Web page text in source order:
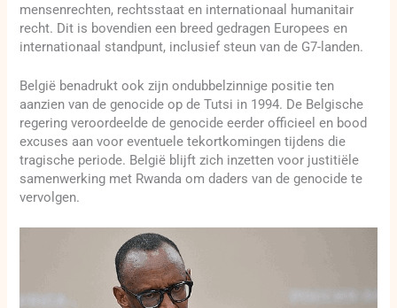
mensenrechten, rechtsstaat en internationaal humanitair
recht. Dit is bovendien een breed gedragen Europees en
internationaal standpunt, inclusief steun van de G7-landen.
België benadrukt ook zijn ondubbelzinnige positie ten
aanzien van de genocide op de Tutsi in 1994. De Belgische
regering veroordeelde de genocide eerder officieel en bood
excuses aan voor eventuele tekortkomingen tijdens die
tragische periode. België blijft zich inzetten voor justitiële
samenwerking met Rwanda om daders van de genocide te
vervolgen.